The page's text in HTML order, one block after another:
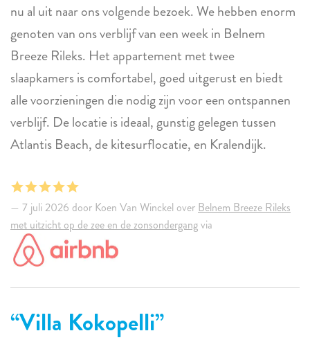
nu al uit naar ons volgende bezoek. We hebben enorm
genoten van ons verblijf van een week in Belnem
Breeze Rileks. Het appartement met twee
slaapkamers is comfortabel, goed uitgerust en biedt
alle voorzieningen die nodig zijn voor een ontspannen
verblijf. De locatie is ideaal, gunstig gelegen tussen
Atlantis Beach, de kitesurflocatie, en Kralendijk.
7 juli 2026 door Koen Van Winckel over Belnem Breeze Rileks
met uitzicht op de zee en de zonsondergangvia
Villa Kokopelli